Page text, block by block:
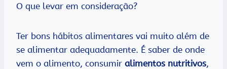
O que levar em consideração?
Ter bons hábitos alimentares vai muito além de
se alimentar adequadamente. É saber de onde
vem o alimento, consumir alimentos nutritivos,